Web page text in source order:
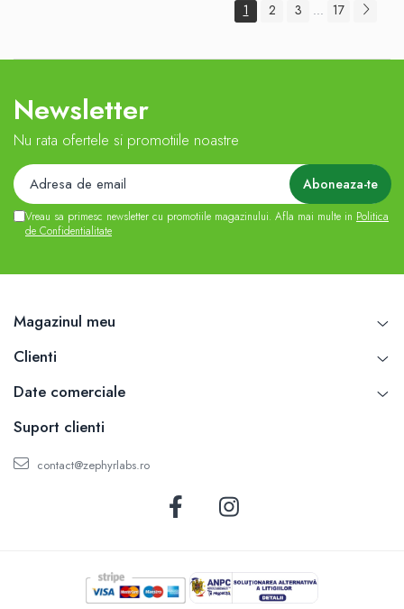
1 2 3 ... 17
Newsletter
Nu rata ofertele si promotiile noastre
Vreau sa primesc newsletter cu promotiile magazinului. Afla mai multe in Politica
de Confidentialitate
Magazinul meu
Clienti
Date comerciale
Suport clienti
contact@zephyrlabs.ro